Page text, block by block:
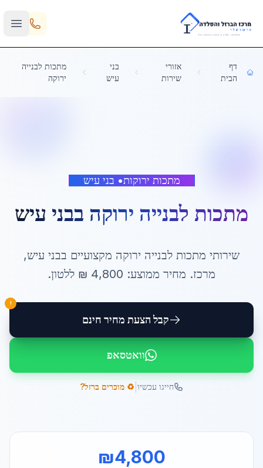
Skip to main content
דף
הבית
אזורי
שירות
בני
עיש
מתכות לבנייה
ירוקה
מתכות ירוקות• בני עיש
מתכות לבנייה ירוקה בבני עיש
שירותי מתכות לבנייה ירוקה מקצועיים בבני עיש,
מרכז. מחיר ממוצע: 4,800 ₪ ללטון.
קבל הצעת מחיר חינם
!
וואטסאפ
חייגו עכשיו ♻️ מוכרים ברזל?
₪4,800